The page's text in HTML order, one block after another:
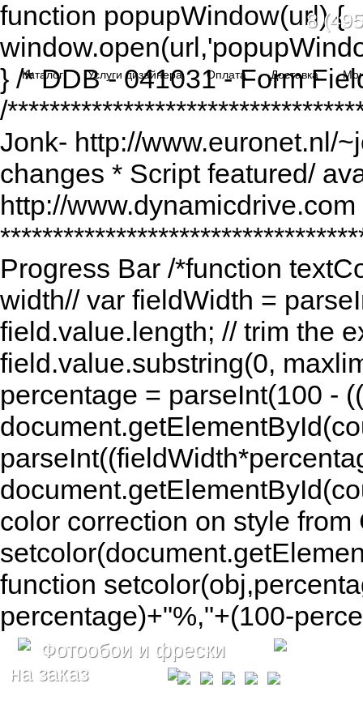
function popupWindow(url) {
} /* DDB - 041031 - Form
/
Jonk- http://www.euronet.nl/
changes * Script featured/
http://
Progress Bar /*function
width// var fieldWidth =
field.value.length; // trim the
field.value.substring(0,
percentage = parseInt(100 -
color correction on style
function
percentage)+"%,"+(100-
Фотообои и фрески
на заказ
8
Каталог Услуги дизайнера Оплата Доставка